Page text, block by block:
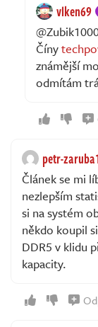
vlken69
Číny
známější
odmítám
petr-
Článek se mi
nezlepším
si na systém
někdo koupil
DDR5 v klidu
kapacity.